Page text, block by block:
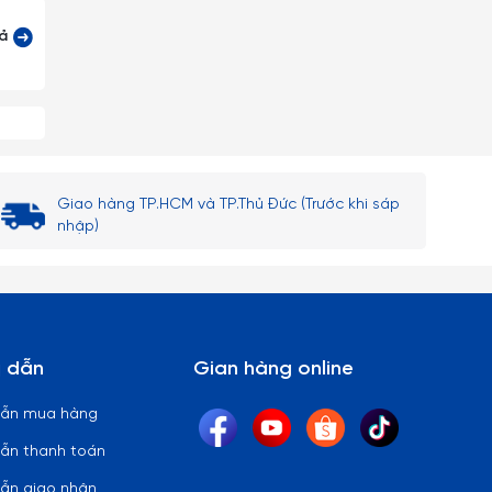
Giao hàng TP.HCM và TP.Thủ Đức (Trước khi sáp
nhập)
dẫn
mua hàng
thanh toán
Gian hàng online